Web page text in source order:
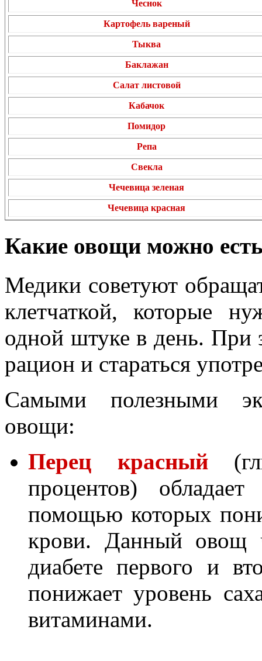
Чеснок
Картофель вареный
Тыква
Баклажан
Салат листовой
Кабачок
Помидор
Репа
Свекла
Чечевица зеленая
Чечевица красная
Какие овощи можно
Медики советуют
клетчаткой, которые
одной штуке в день. При
рацион и стараться
Самыми полезными
овощи:
Перец красный
процентов)
помощью которых
крови. Данный овощ
диабете первого и
понижает уровень
витаминами.